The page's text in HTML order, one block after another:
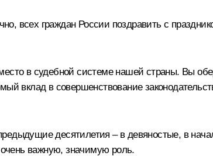
всех граждан России поздравить с
в судебной системе нашей страны. Вы
вклад в совершенствование
десятилетия – в девяностые, в
очень важную, значимую роль.